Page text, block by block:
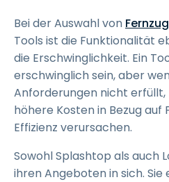
Bei der Auswahl von
Tools ist die Funktionalität
die Erschwinglichkeit. Ein
erschwinglich sein, aber
Anforderungen nicht erfüllt,
höhere Kosten in Bezug
Effizienz verursachen.
Sowohl Splashtop als auch
ihren Angeboten in sich. Sie